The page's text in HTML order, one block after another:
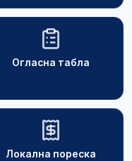
Огласна табла
Локална пореска